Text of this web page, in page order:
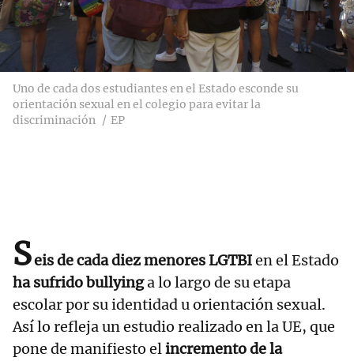
Uno de cada dos estudiantes en el Estado esconde su
orientación sexual en el colegio para evitar la
discriminación
EP
Seis de cada diez menores LGTBIen el Estado
ha sufrido bullyinga lo largo de su etapa
escolar por su identidad u orientación sexual.
Así lo refleja un estudio realizado en la UE, que
pone de manifiesto elincremento de la